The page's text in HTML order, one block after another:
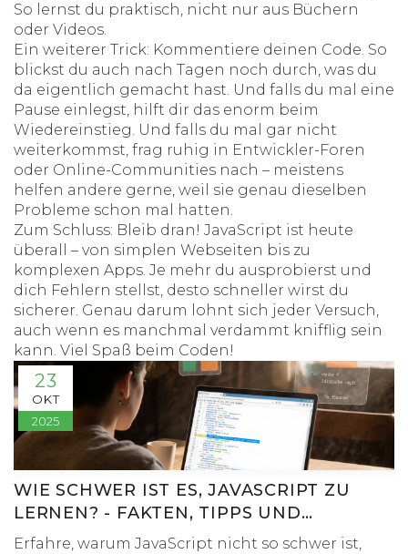
So lernst du praktisch, nicht nur aus Büchern
oder Videos.
Ein weiterer Trick: Kommentiere deinen Code. So
blickst du auch nach Tagen noch durch, was du
da eigentlich gemacht hast. Und falls du mal eine
Pause einlegst, hilft dir das enorm beim
Wiedereinstieg. Und falls du mal gar nicht
weiterkommst, frag ruhig in Entwickler-Foren
oder Online-Communities nach – meistens
helfen andere gerne, weil sie genau dieselben
Probleme schon mal hatten.
Zum Schluss: Bleib dran! JavaScript ist heute
überall – von simplen Webseiten bis zu
komplexen Apps. Je mehr du ausprobierst und
dich Fehlern stellst, desto schneller wirst du
sicherer. Genau darum lohnt sich jeder Versuch,
auch wenn es manchmal verdammt knifflig sein
kann. Viel Spaß beim Coden!
23
OKT
2025
WIE SCHWER IST ES, JAVASCRIPT ZU
LERNEN? - FAKTEN, TIPPS UND
ANTWORTEN
Erfahre, warum JavaScript nicht so schwer ist,